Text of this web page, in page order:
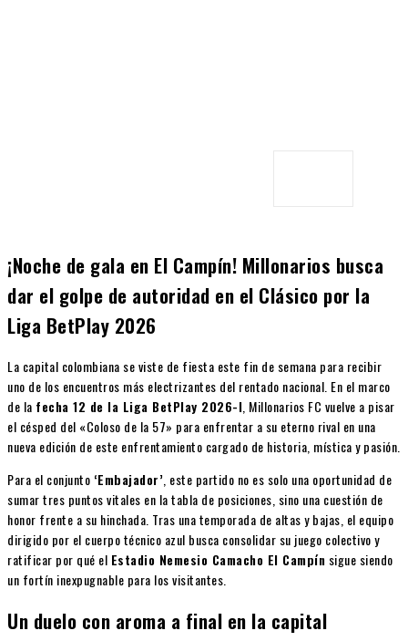
¡Noche de gala en El Campín! Millonarios busca
dar el golpe de autoridad en el Clásico por la
Liga BetPlay 2026
La capital colombiana se viste de fiesta este fin de semana para recibir
uno de los encuentros más electrizantes del rentado nacional. En el marco
de la fecha 12 de la Liga BetPlay 2026-I , Millonarios FC vuelve a pisar
el césped del «Coloso de la 57» para enfrentar a su eterno rival en una
nueva edición de este enfrentamiento cargado de historia, mística y pasión.
Para el conjunto ‘Embajador’ , este partido no es solo una oportunidad de
sumar tres puntos vitales en la tabla de posiciones, sino una cuestión de
honor frente a su hinchada. Tras una temporada de altas y bajas, el equipo
dirigido por el cuerpo técnico azul busca consolidar su juego colectivo y
ratificar por qué el Estadio Nemesio Camacho El Campín sigue siendo
un fortín inexpugnable para los visitantes.
Un duelo con aroma a final en la capital